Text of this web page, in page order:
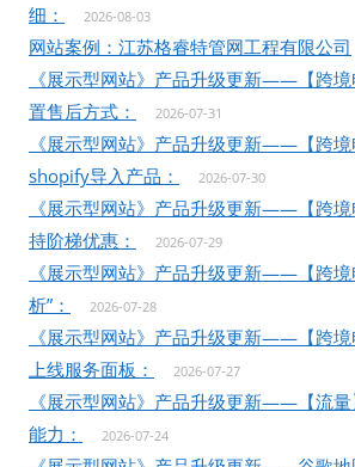
细：
2026-08-03
网站案例：江苏格睿特管网工程有限公司
《展示型网站》产品升级更新——【跨
置售后方式：
2026-07-31
《展示型网站》产品升级更新——【跨
shopify导入产品：
2026-07-30
《展示型网站》产品升级更新——【跨
持阶梯优惠：
2026-07-29
《展示型网站》产品升级更新——【跨境
析”：
2026-07-28
《展示型网站》产品升级更新——【跨
上线服务面板：
2026-07-27
《展示型网站》产品升级更新——【流
能力：
2026-07-24